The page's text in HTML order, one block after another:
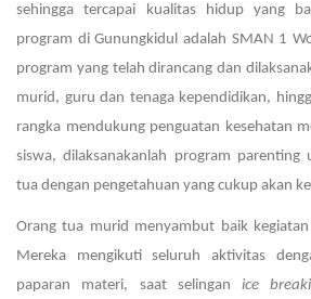
sehingga tercapai kualitas hidup yang
program di Gunungkidul adalah SMAN 1
program yang telah dirancang dan
murid, guru dan tenaga kependidikan,
rangka mendukung penguatan kesehatan
siswa, dilaksanakanlah program parenting
tua dengan pengetahuan yang cukup akan
Orang tua murid menyambut baik
Mereka mengikuti seluruh aktivitas
paparan materi, saat selingan ice